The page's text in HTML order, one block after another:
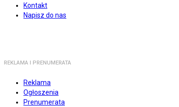
Kontakt
Napisz do nas
REKLAMA I PRENUMERATA
Reklama
Ogłoszenia
Prenumerata